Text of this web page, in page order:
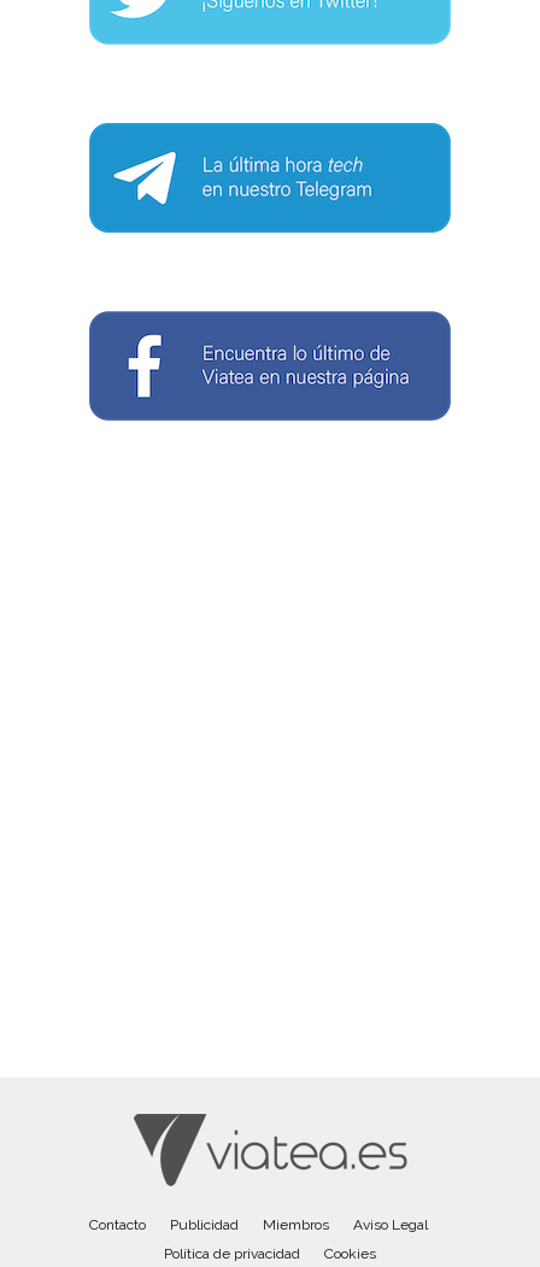
Contacto Publicidad Miembros
Aviso Legal
Política de privacidad
Cookies